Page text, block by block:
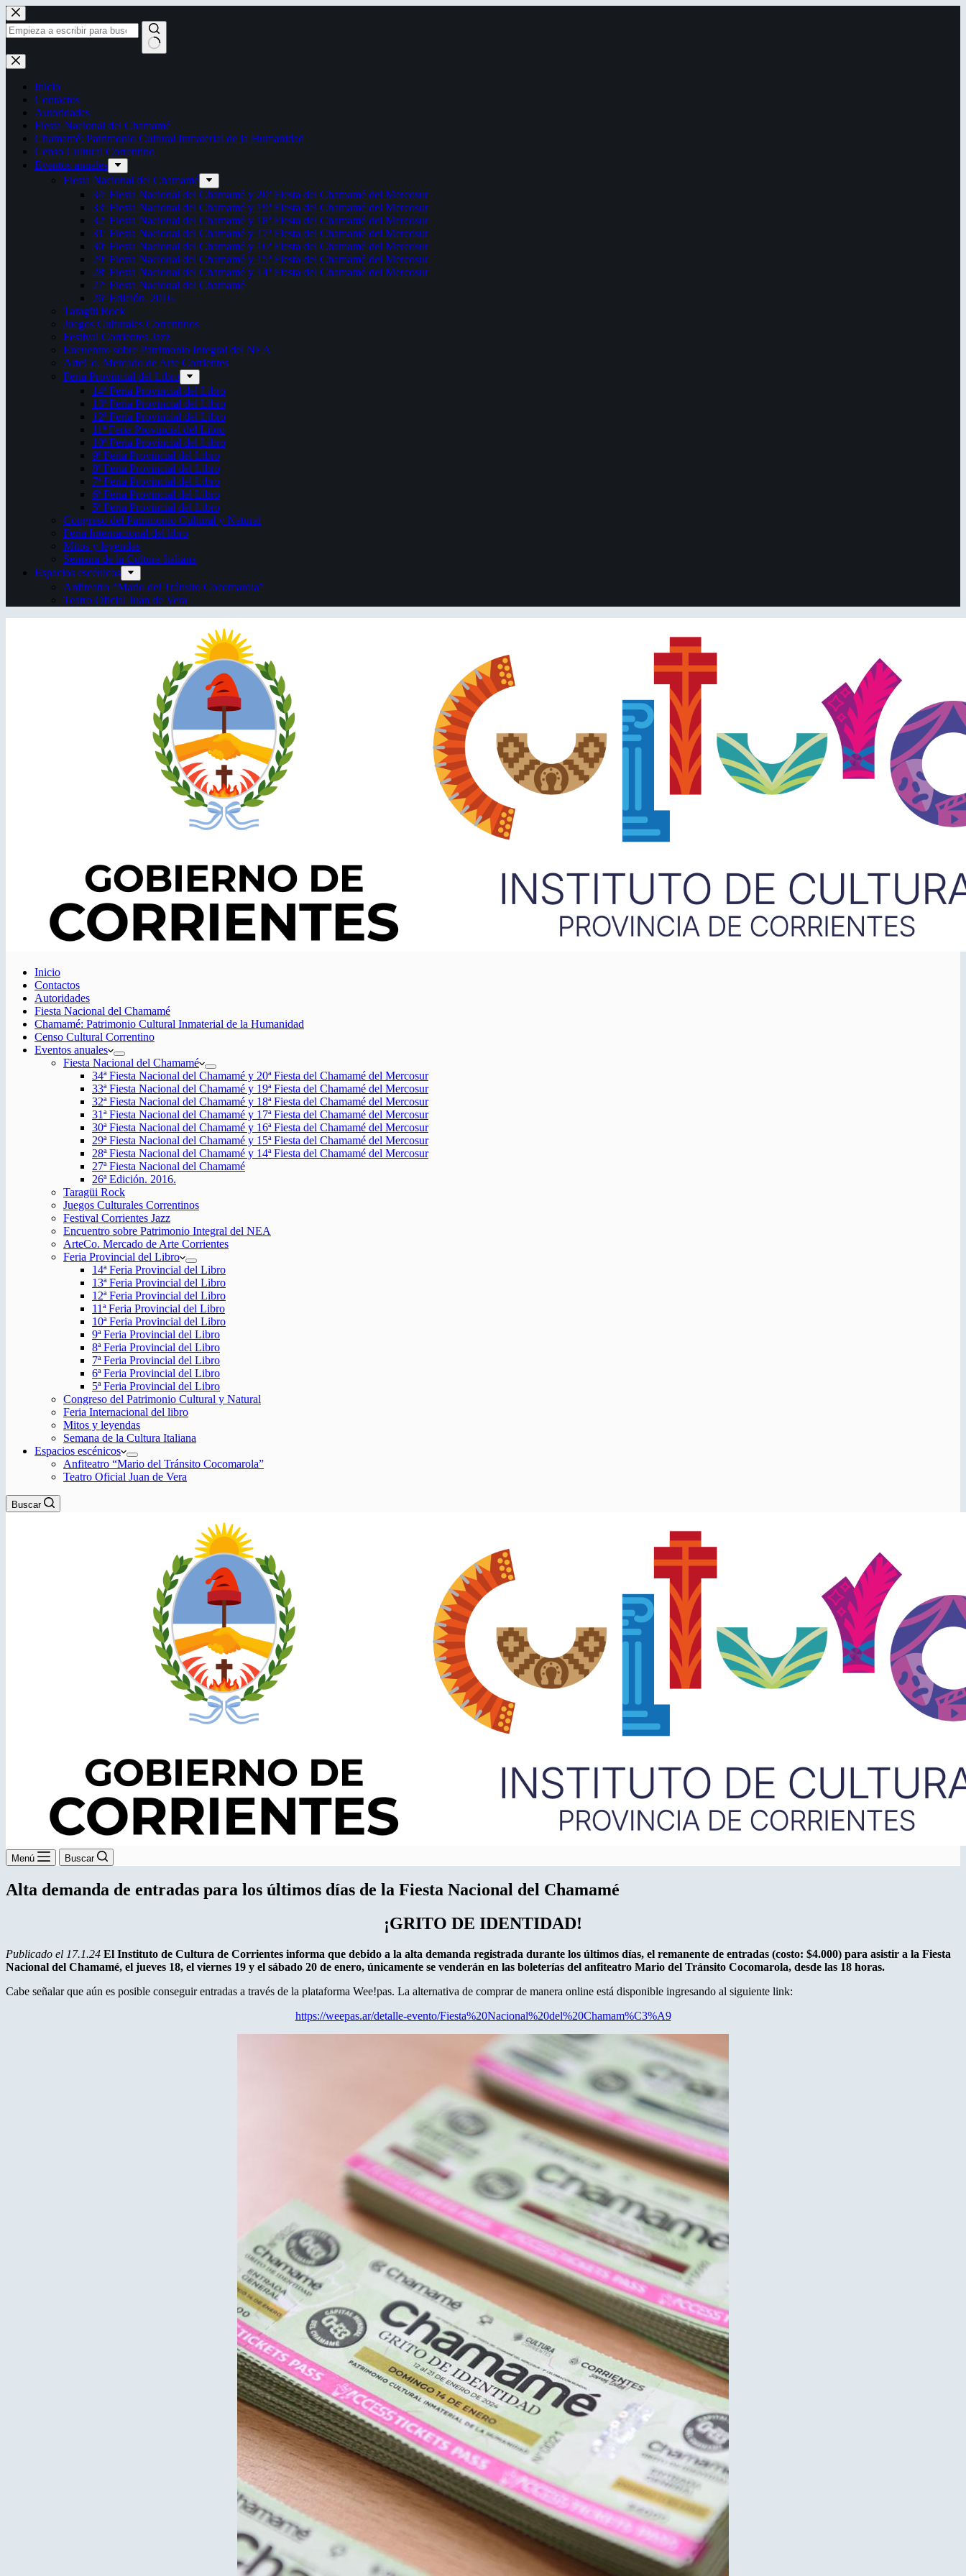
Saltar
al
contenido
Sin
resultados
Inicio
Contactos
Autoridades
Fiesta Nacional del Chamamé
Chamamé: Patrimonio Cultural Inmaterial de la Humanidad
Censo Cultural Correntino
Eventos anuales
Fiesta Nacional del Chamamé
34ª Fiesta Nacional del Chamamé y 20ª Fiesta del Chamamé del Mercosur
33ª Fiesta Nacional del Chamamé y 19ª Fiesta del Chamamé del Mercosur
32ª Fiesta Nacional del Chamamé y 18ª Fiesta del Chamamé del Mercosur
31ª Fiesta Nacional del Chamamé y 17ª Fiesta del Chamamé del Mercosur
30ª Fiesta Nacional del Chamamé y 16ª Fiesta del Chamamé del Mercosur
29ª Fiesta Nacional del Chamamé y 15ª Fiesta del Chamamé del Mercosur
28ª Fiesta Nacional del Chamamé y 14ª Fiesta del Chamamé del Mercosur
27ª Fiesta Nacional del Chamamé
26ª Edición. 2016.
Taragüi Rock
Juegos Culturales Correntinos
Festival Corrientes Jazz
Encuentro sobre Patrimonio Integral del NEA
ArteCo. Mercado de Arte Corrientes
Feria Provincial del Libro
14ª Feria Provincial del Libro
13ª Feria Provincial del Libro
12ª Feria Provincial del Libro
11ª Feria Provincial del Libro
10ª Feria Provincial del Libro
9ª Feria Provincial del Libro
8ª Feria Provincial del Libro
7ª Feria Provincial del Libro
6ª Feria Provincial del Libro
5ª Feria Provincial del Libro
Congreso del Patrimonio Cultural y Natural
Feria Internacional del libro
Mitos y leyendas
Semana de la Cultura Italiana
Espacios escénicos
Anfiteatro “Mario del Tránsito Cocomarola”
Teatro Oficial Juan de Vera
Inicio
Contactos
Autoridades
Fiesta Nacional del Chamamé
Chamamé: Patrimonio Cultural Inmaterial de la Humanidad
Censo Cultural Correntino
Eventos anuales
Fiesta Nacional del Chamamé
34ª Fiesta Nacional del Chamamé y 20ª Fiesta del Chamamé del Mercosur
33ª Fiesta Nacional del Chamamé y 19ª Fiesta del Chamamé del Mercosur
32ª Fiesta Nacional del Chamamé y 18ª Fiesta del Chamamé del Mercosur
31ª Fiesta Nacional del Chamamé y 17ª Fiesta del Chamamé del Mercosur
30ª Fiesta Nacional del Chamamé y 16ª Fiesta del Chamamé del Mercosur
29ª Fiesta Nacional del Chamamé y 15ª Fiesta del Chamamé del Mercosur
28ª Fiesta Nacional del Chamamé y 14ª Fiesta del Chamamé del Mercosur
27ª Fiesta Nacional del Chamamé
26ª Edición. 2016.
Taragüi Rock
Juegos Culturales Correntinos
Festival Corrientes Jazz
Encuentro sobre Patrimonio Integral del NEA
ArteCo. Mercado de Arte Corrientes
Feria Provincial del Libro
14ª Feria Provincial del Libro
13ª Feria Provincial del Libro
12ª Feria Provincial del Libro
11ª Feria Provincial del Libro
10ª Feria Provincial del Libro
9ª Feria Provincial del Libro
8ª Feria Provincial del Libro
7ª Feria Provincial del Libro
6ª Feria Provincial del Libro
5ª Feria Provincial del Libro
Congreso del Patrimonio Cultural y Natural
Feria Internacional del libro
Mitos y leyendas
Semana de la Cultura Italiana
Espacios escénicos
Anfiteatro “Mario del Tránsito Cocomarola”
Teatro Oficial Juan de Vera
Buscar
Menú Buscar
Alta demanda de entradas para los últimos días de la Fiesta Nacional del Chamamé
¡GRITO DE IDENTIDAD!
Publicado el 17.1.24 El Instituto de Cultura de Corrientes informa que debido a la alta demanda registrada durante los últimos días, el remanente de entradas (costo: $4.000) para asistir a la Fiesta
Nacional del Chamamé, el jueves 18, el viernes 19 y el sábado 20 de enero, únicamente se venderán en las boleterías del anfiteatro Mario del Tránsito Cocomarola, desde las 18 horas.
Cabe señalar que aún es posible conseguir entradas a través de la plataforma Wee!pas. La alternativa de comprar de manera online está disponible ingresando al siguiente link:
https://weepas.ar/detalle-evento/Fiesta%20Nacional%20del%20Chamam%C3%A9